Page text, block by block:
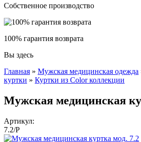
Собственное производство
100% гарантия возврата
Вы здесь
Главная » Мужская медицинская одежда
куртки » Куртки из Color коллекции
Мужская медицинская
Артикул:
7.2/P